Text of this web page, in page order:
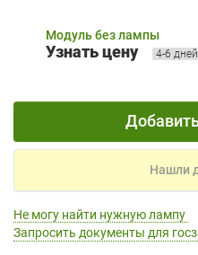
Модуль без лампы
Узнать цену 4-6 дней
Нашли
Не могу найти нужную лампу
Запросить документы для